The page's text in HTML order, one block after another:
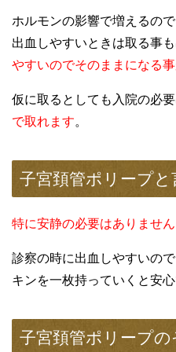
ホルモンの影響で増えるの
出血しやすいときは取る事も
やすいのでそのままになる
仮に取るとしても入院の必
で取れます。
子宮頚管ポリープと
特に安静の必要はありません
診察の時に出血しやすいの
キンを一枚持っていくと安心
子宮頚管ポリープの